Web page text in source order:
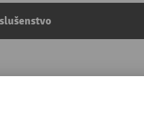
dorazmi,